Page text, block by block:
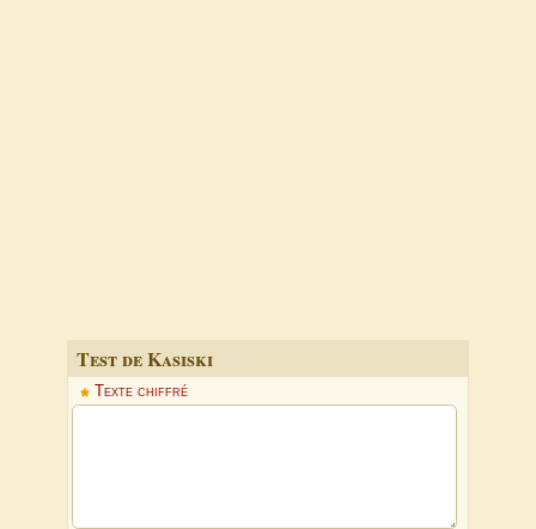
Test de Kasiski
Texte chiffré